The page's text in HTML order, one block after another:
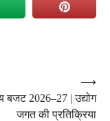
बजट 2026–27 | उद्योग
जगत की प्रतिक्रिया
⟶